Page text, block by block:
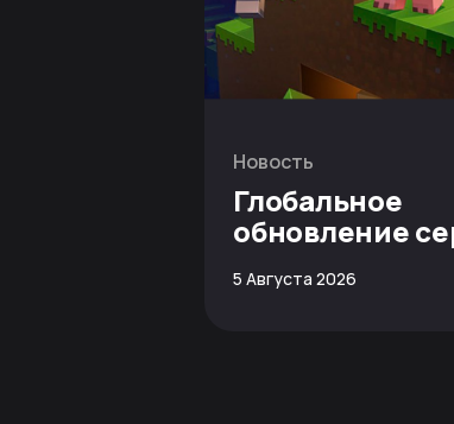
Новость
Глобальное
обновление
5 Августа 2026